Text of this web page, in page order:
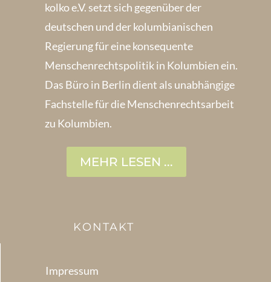
kolko e.V. setzt sich gegenüber der
deutschen und der kolumbianischen
Regierung für eine konsequente
Menschenrechts­politik in Kolum­bien ein.
Das Büro in Berlin dient als unabhängige
Fachstelle für die Menschen­rechtsarbeit
zu Kolumbien.
MEHR LESEN ...
KONTAKT
Impressum